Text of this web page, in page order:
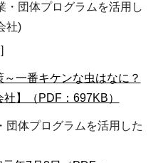
・団体プログラムを活用し
社)
～一番キケンな虫はなに？
】（PDF：697KB）
団体プログラムを活用した